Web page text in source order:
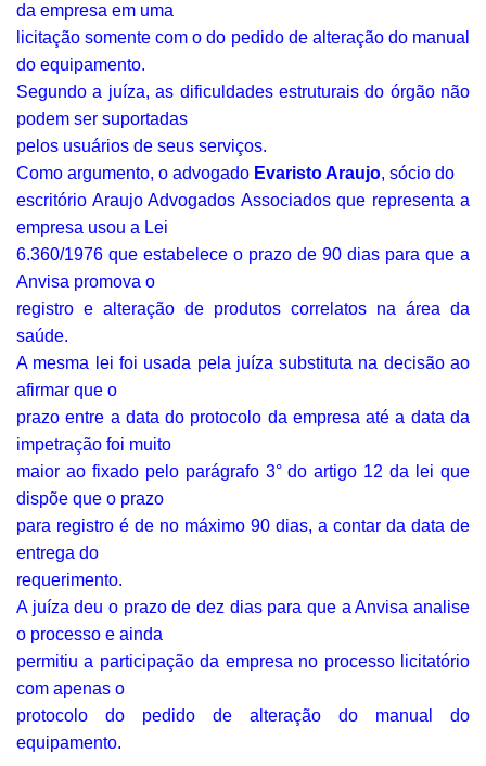
da empresa em uma
licitação somente com o do pedido de alteração do manual
do equipamento.
Segundo a juíza, as dificuldades estruturais do órgão não
podem ser suportadas
pelos usuários de seus serviços.
Como argumento, o advogado Evaristo Araujo, sócio do
escritório Araujo Advogados Associados que representa a
empresa usou a Lei
6.360/1976 que estabelece o prazo de 90 dias para que a
Anvisa promova o
registro e alteração de produtos correlatos na área da
saúde.
A mesma lei foi usada pela juíza substituta na decisão ao
afirmar que o
prazo entre a data do protocolo da empresa até a data da
impetração foi muito
maior ao fixado pelo parágrafo 3° do artigo 12 da lei que
dispõe que o prazo
para registro é de no máximo 90 dias, a contar da data de
entrega do
requerimento.
A juíza deu o prazo de dez dias para que a Anvisa analise
o processo e ainda
permitiu a participação da empresa no processo licitatório
com apenas o
protocolo do pedido de alteração do manual do
equipamento.